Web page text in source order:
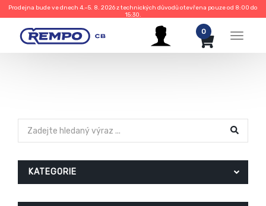
Prodejna bude ve dnech 4.–5. 8. 2026 z technických důvodů otevřena pouze od 8:00 do
15:30.
Menu
0
KATEGORIE